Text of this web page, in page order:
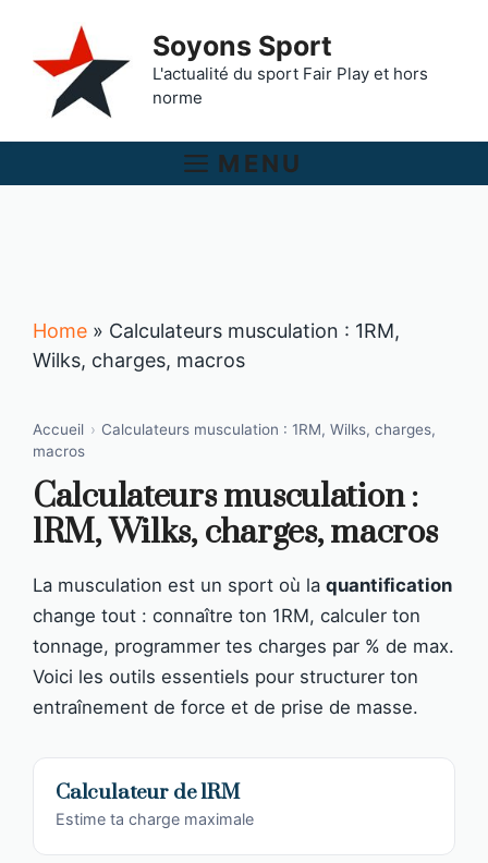
contenu
Soyons Sport
L'actualité du sport Fair Play et hors
norme
MENU
Home » Calculateurs musculation : 1RM,
Wilks, charges, macros
Accueil › Calculateurs musculation : 1RM, Wilks, charges,
macros
Calculateurs musculation :
1RM, Wilks, charges, macros
La musculation est un sport où la quantification
change tout : connaître ton 1RM, calculer ton
tonnage, programmer tes charges par % de max.
Voici les outils essentiels pour structurer ton
entraînement de force et de prise de masse.
Calculateur de 1RM
Estime ta charge maximale